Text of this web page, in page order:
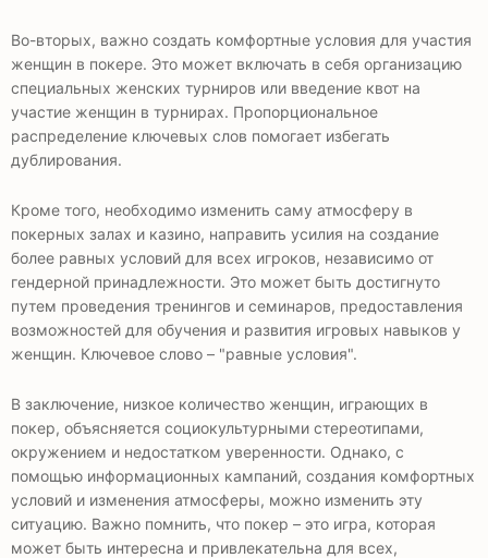
Во-вторых, важно создать комфортные условия для участия
женщин в покере. Это может включать в себя организацию
специальных женских турниров или введение квот на
участие женщин в турнирах. Пропорциональное
распределение ключевых слов помогает избегать
дублирования.
Кроме того, необходимо изменить саму атмосферу в
покерных залах и казино, направить усилия на создание
более равных условий для всех игроков, независимо от
гендерной принадлежности. Это может быть достигнуто
путем проведения тренингов и семинаров, предоставления
возможностей для обучения и развития игровых навыков у
женщин. Ключевое слово – "равные условия".
В заключение, низкое количество женщин, играющих в
покер, объясняется социокультурными стереотипами,
окружением и недостатком уверенности. Однако, с
помощью информационных кампаний, создания комфортных
условий и изменения атмосферы, можно изменить эту
ситуацию. Важно помнить, что покер – это игра, которая
может быть интересна и привлекательна для всех,